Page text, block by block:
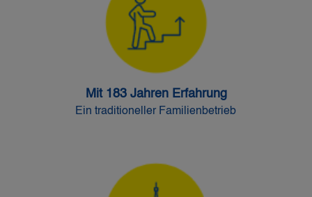
Mit 183 Jahren Erfahrung
Ein traditioneller Familienbetrieb